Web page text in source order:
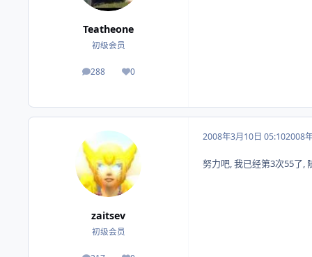
Teatheone
初级会员
288
帖子 0
荣誉积分
zaitsev
初级会员
2008年3月10日 05:102008
努力吧, 我已经第3次55了,